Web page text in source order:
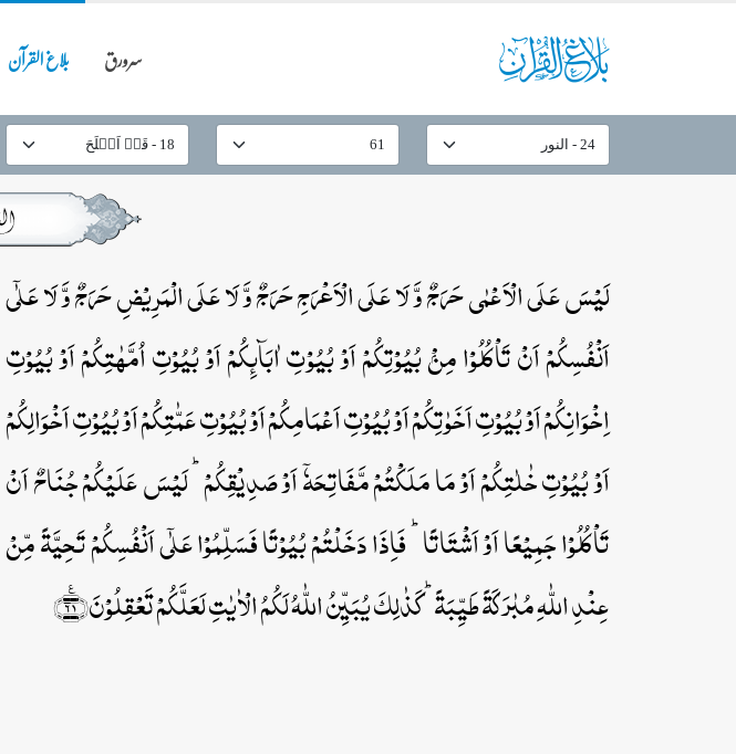
سرورق بلاغ القرآن
لَیۡسَ عَلَی الۡاَعۡمٰی حَرَجٌ وَّ لَا عَلَی الۡاَعۡرَجِ حَرَجٌ وَّ لَا عَلَی الۡمَرِیۡضِ حَرَجٌ وَّ لَا عَلٰۤی
اَنۡفُسِکُمۡ اَنۡ تَاۡکُلُوۡا مِنۡۢ بُیُوۡتِکُمۡ اَوۡ بُیُوۡتِ اٰبَآئِکُمۡ اَوۡ بُیُوۡتِ اُمَّہٰتِکُمۡ اَوۡ بُیُوۡتِ
اِخۡوَانِکُمۡ اَوۡ بُیُوۡتِ اَخَوٰتِکُمۡ اَوۡ بُیُوۡتِ اَعۡمَامِکُمۡ اَوۡ بُیُوۡتِ عَمّٰتِکُمۡ اَوۡ بُیُوۡتِ اَخۡوَالِکُمۡ
اَوۡ بُیُوۡتِ خٰلٰتِکُمۡ اَوۡ مَا مَلَکۡتُمۡ مَّفَاتِحَہٗۤ اَوۡ صَدِیۡقِکُمۡ ؕ لَیۡسَ عَلَیۡکُمۡ جُنَاحٌ اَنۡ
تَاۡکُلُوۡا جَمِیۡعًا اَوۡ اَشۡتَاتًا ؕ فَاِذَا دَخَلۡتُمۡ بُیُوۡتًا فَسَلِّمُوۡا عَلٰۤی اَنۡفُسِکُمۡ تَحِیَّۃً مِّنۡ
عِنۡدِ اللّٰہِ مُبٰرَکَۃً طَیِّبَۃً ؕ کَذٰلِکَ یُبَیِّنُ اللّٰہُ لَکُمُ الۡاٰیٰتِ لَعَلَّکُمۡ تَعۡقِلُوۡنَ﴿٪۶۱﴾